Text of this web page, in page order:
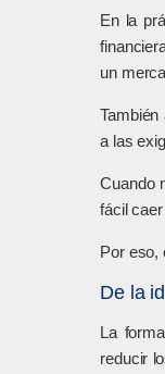
En la
un
a las
Cuando
fácil
Por eso,
De la
La
reducir